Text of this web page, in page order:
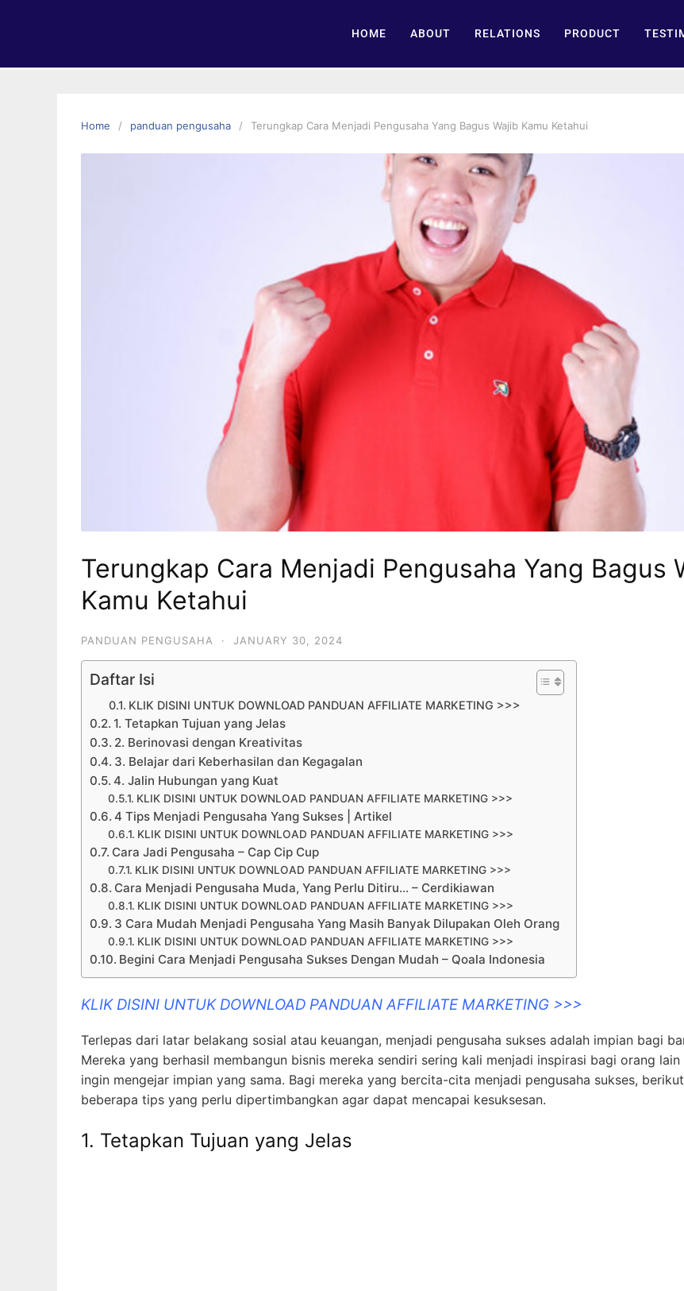
HOME ABOUT RELATIONS PRODUCT
Home panduan pengusaha Terungkap Cara Menjadi Pengusaha Yang Bagus Wajib Kamu Ketahui
Terungkap Cara Menjadi Pengusaha Yang Bagus
Kamu Ketahui
PANDUAN PENGUSAHA · JANUARY 30, 2024
Daftar Isi
KLIK DISINI UNTUK DOWNLOAD PANDUAN AFFILIATE MARKETING >>>
1. Tetapkan Tujuan yang Jelas
2. Berinovasi dengan Kreativitas
3. Belajar dari Keberhasilan dan Kegagalan
4. Jalin Hubungan yang Kuat
KLIK DISINI UNTUK DOWNLOAD PANDUAN AFFILIATE MARKETING >>>
4 Tips Menjadi Pengusaha Yang Sukses | Artikel
KLIK DISINI UNTUK DOWNLOAD PANDUAN AFFILIATE MARKETING >>>
Cara Jadi Pengusaha – Cap Cip Cup
KLIK DISINI UNTUK DOWNLOAD PANDUAN AFFILIATE MARKETING >>>
Cara Menjadi Pengusaha Muda, Yang Perlu Ditiru… – Cerdikiawan
KLIK DISINI UNTUK DOWNLOAD PANDUAN AFFILIATE MARKETING >>>
3 Cara Mudah Menjadi Pengusaha Yang Masih Banyak Dilupakan Oleh Orang
KLIK DISINI UNTUK DOWNLOAD PANDUAN AFFILIATE MARKETING >>>
Begini Cara Menjadi Pengusaha Sukses Dengan Mudah – Qoala Indonesia
KLIK DISINI UNTUK DOWNLOAD PANDUAN AFFILIATE MARKETING >>>
Terlepas dari latar belakang sosial atau keuangan, menjadi pengusaha sukses adalah impian bagi
Mereka yang berhasil membangun bisnis mereka sendiri sering kali menjadi inspirasi bagi orang lain
ingin mengejar impian yang sama. Bagi mereka yang bercita-cita menjadi pengusaha sukses,
beberapa tips yang perlu dipertimbangkan agar dapat mencapai kesuksesan.
1. Tetapkan Tujuan yang Jelas